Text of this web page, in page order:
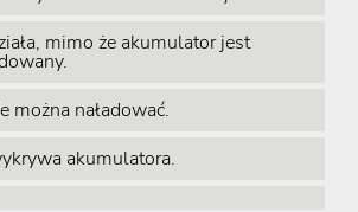
mimo że akumulator jest
można naładować.
akumulatora.